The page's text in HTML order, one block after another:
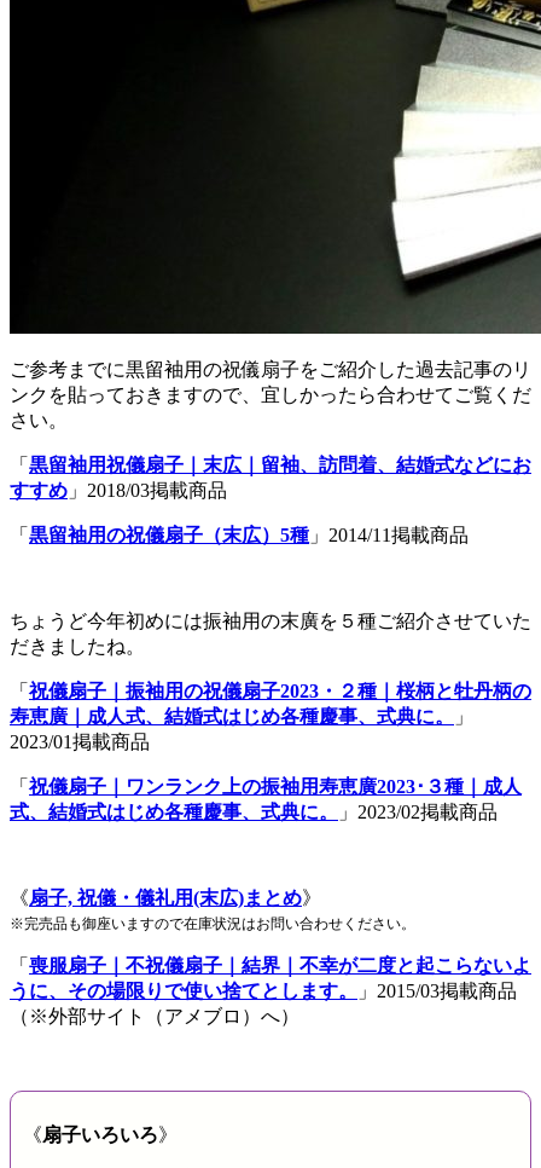
ご参考までに黒留袖用の祝儀扇子をご紹介した過去記事のリ
ンクを貼っておきますので、宜しかったら合わせてご覧くだ
さい。
「 黒留袖用祝儀扇子｜末広｜留袖、訪問着、結婚式などにお
すすめ 」2018/03掲載商品
「 黒留袖用の祝儀扇子（末広）5種 」2014/11掲載商品
ちょうど今年初めには振袖用の末廣を５種ご紹介させていた
だきましたね。
「祝儀扇子｜振袖用の祝儀扇子2023・２種｜桜柄と牡丹柄の
寿恵廣｜成人式、結婚式はじめ各種慶事、式典に。
」
2023/01掲載商品
「祝儀扇子｜ワンランク上の振袖用寿恵廣2023･３種｜成人
式、結婚式はじめ各種慶事、式典に。
」2023/02掲載商品
《扇子, 祝儀・儀礼用(末広)まとめ》
※完売品も御座いますので在庫状況はお問い合わせください。
「 喪服扇子｜不祝儀扇子｜結界｜不幸が二度と起こらないよ
うに、その場限りで使い捨てとします。
」2015/03掲載商品
（※外部サイト（アメブロ）へ）
《扇子いろいろ》